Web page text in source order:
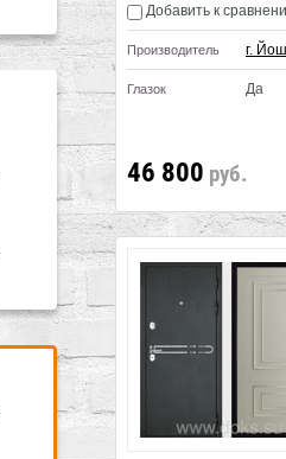
Добавить к
Производитель г.
Глазок Да
46 800 руб.